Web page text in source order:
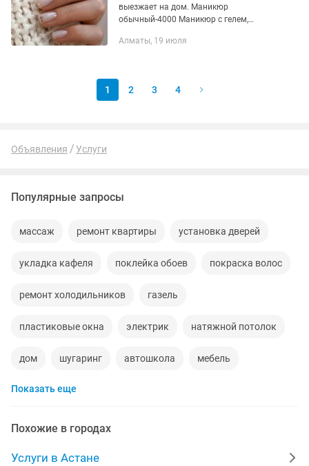
выезжает на дом. Маникюр
обычный-4000 Маникюр с гелем,
Ремонт 1 ногтя 500 Наращивание
Алматы, 19 июля
1 2 3 4
Объявления Услуги
Популярные запросы
массаж ремонт квартиры установка дверей
укладка кафеля поклейка обоев покраска волос
ремонт холодильников газель
пластиковые окна электрик натяжной потолок
дом шугаринг автошкола мебель
ремонт телевизоров
мебель на заказ
Показать еще
Похожие в городах
Услуги в Астане